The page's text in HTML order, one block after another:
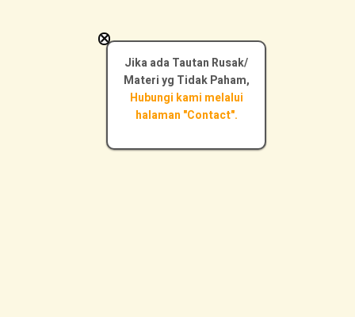
Jika ada Tautan Rusak/
Materi yg Tidak Paham,
Hubungi kami melalui
halaman "Contact".
×